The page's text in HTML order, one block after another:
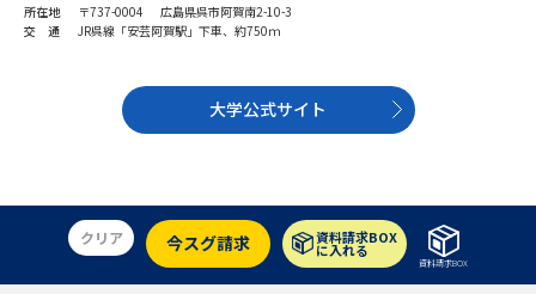
学問のミニ講義「夢ナビ講義」 学問分野解説
ユーザーサポート
所在地
〒737-0004 広島県呉市阿賀南2-10-3
交 通
JR呉線「安芸阿賀駅」下車、約750ｍ
大学公式サイト
クリア 今スグ請求 資料請求BOX
に入れる
資料請求BOX